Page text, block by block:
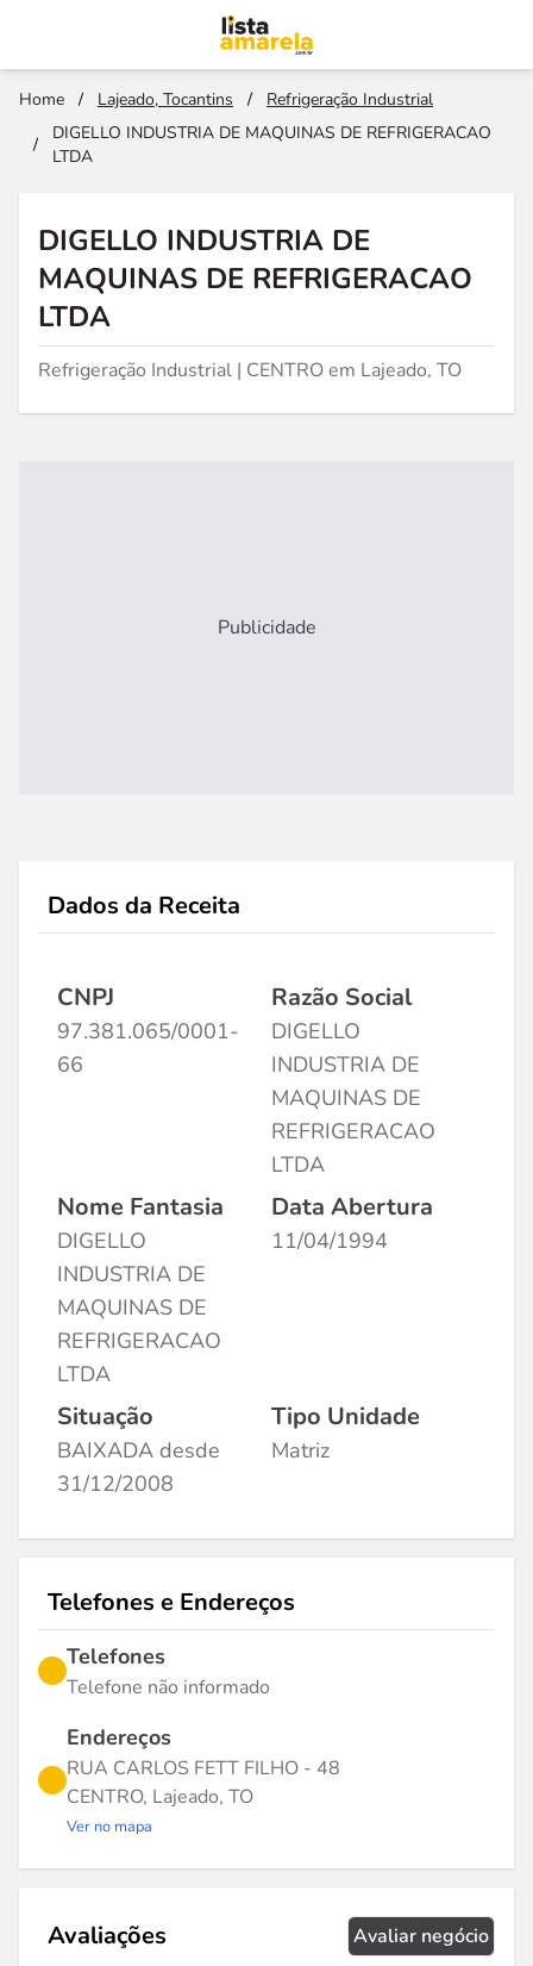
Home / Lajeado, Tocantins /
Refrigeração Industrial
/
DIGELLO INDUSTRIA DE MAQUINAS DE REFRIGERACAO
LTDA
DIGELLO INDUSTRIA DE
MAQUINAS DE REFRIGERACAO
LTDA
Refrigeração Industrial | CENTRO em Lajeado, TO
Publicidade
Dados da Receita
CNPJ
97.381.065/0001-
66
Razão Social
DIGELLO
INDUSTRIA DE
MAQUINAS DE
REFRIGERACAO
LTDA
Nome Fantasia
DIGELLO
INDUSTRIA DE
MAQUINAS DE
REFRIGERACAO
LTDA
Data Abertura
11/04/1994
Situação
BAIXADA desde
31/12/2008
Tipo Unidade
Matriz
Telefones e Endereços
Telefones
Telefone não informado
Endereços
RUA CARLOS FETT FILHO - 48
CENTRO, Lajeado, TO
Ver no mapa
Avaliações Avaliar negócio